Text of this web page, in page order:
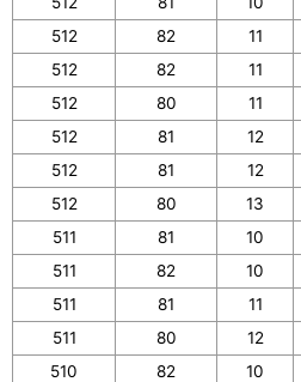
512
82 11
512
82 11
512
80 11
512
81 12
512
81 12
512
80 13
511
81 10
511
82 10
511
81 11
511
80 12
510
82 10